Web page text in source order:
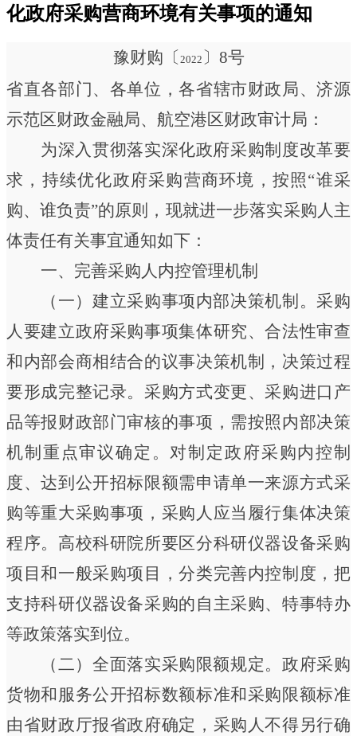
化政府采购营商环境有关事项的通知
豫财购〔 2022 〕 8号
省直各部门、各单位，各省辖市财政局、济源
示范区财政金融局、航空港区财政审计局：
为深入贯彻落实深化政府采购制度改革要
求，持续优化政府采购营商环境，按照“谁采
购、谁负责”的原则，现就进一步落实采购人主
体责任有关事宜通知如下：
一、完善采购人内控管理机制
（一）建立采购事项内部决策机制。 采购
人要建立政府采购事项集体研究、合法性审查
和内部会商相结合的议事决策机制，决策过程
要形成完整记录。采购方式变更、采购进口产
品等报财政部门审核的事项，需按照内部决策
机制重点审议确定。对制定政府采购内控制
度、达到公开招标限额需申请单一来源方式采
购等重大采购事项，采购人应当履行集体决策
程序。高校科研院所要区分科研仪器设备采购
项目和一般采购项目，分类完善内控制度，把
支持科研仪器设备采购的自主采购、特事特办
等政策落实到位。
（二）全面落实采购限额规定。政府采购
货物和服务公开招标数额标准和采购限额标准
由省财政厅报省政府确定，采购人不得另行确